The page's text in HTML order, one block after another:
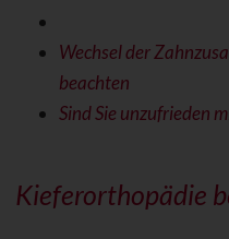
Wechsel der
beachten
Sind Sie unzufrieden
Kieferorthopädie